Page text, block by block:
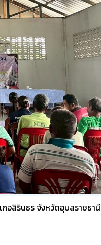
อสิรินธร จังหวัดอุบลราชธานี